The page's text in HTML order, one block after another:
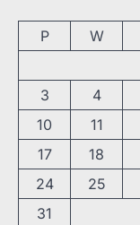
P
W
3
4
10
11
17
18
24
25
31